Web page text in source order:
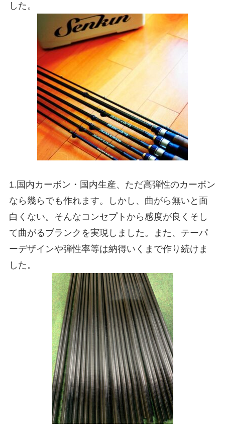
した。
1.国内カーボン・国内生産、ただ高弾性のカーボン
なら幾らでも作れます。しかし、曲がら無いと面
白くない。そんなコンセプトから感度が良くそし
て曲がるブランクを実現しました。また、テーパ
ーデザインや弾性率等は納得いくまで作り続けま
した。